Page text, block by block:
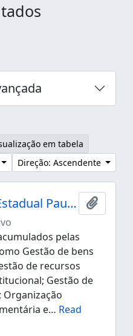
em tabela
Direção: Ascendente
Unesp - Universidade Estadual Paulista "Júlio de Mesquita Filho"
pelas
Gestão de bens
de recursos
Gestão de
e… Read